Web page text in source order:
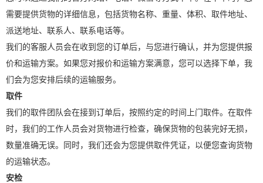
需要提供货物的详细信息，包括货物名称、重量、体积、取件地址、
派送地址、联系人、联系电话等。
我们的客服人员会在收到您的订单后，与您进行确认，并为您提供报
价和运输方案。如果您对报价和运输方案满意，您可以选择下单，我
们会为您安排后续的运输服务。
取件
我们的取件团队会在接到订单后，按照约定的时间上门取件。在取件
时，我们的工作人员会对货物进行检查，确保货物的包装完好无损，
数量准确无误。同时，我们还会为您提供取件凭证，以便您查询货物
的运输状态。
安检